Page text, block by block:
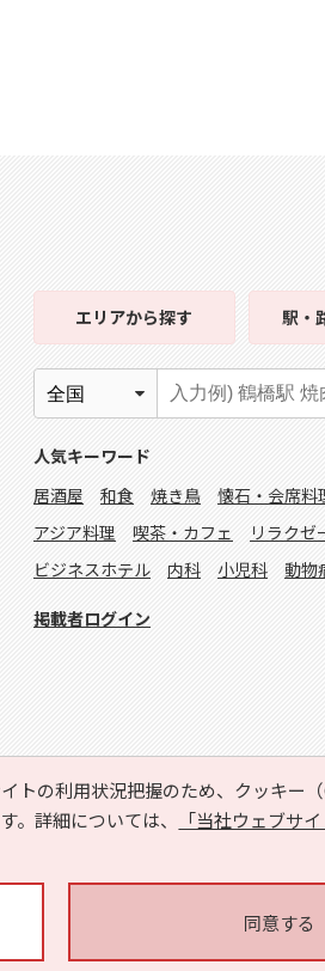
トの利用状況把握のため、クッキー
。詳細については、
「当社ウェブサ
同意する
エリアから探す 駅・
人気キーワード
居酒屋
和食 焼き鳥 懐石・会席料
アジア料理
喫茶・カフェ リラクゼ
ビジネスホテル
内科 小児科 動物
掲載者ログイン
All Rights Reserved.